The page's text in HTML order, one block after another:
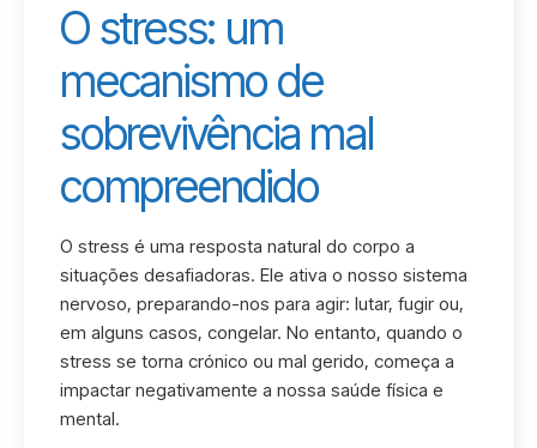
O stress: um
mecanismo de
sobrevivência mal
compreendido
O stress é uma resposta natural do corpo a
situações desafiadoras. Ele ativa o nosso sistema
nervoso, preparando-nos para agir: lutar, fugir ou,
em alguns casos, congelar. No entanto, quando o
stress se torna crónico ou mal gerido, começa a
impactar negativamente a nossa saúde física e
mental.